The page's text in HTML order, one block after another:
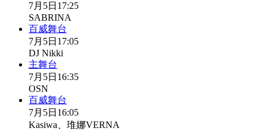
7月5日 17:25
SABRINA
百威舞台
7月5日 17:05
DJ Nikki
主舞台
7月5日 16:35
OSN
百威舞台
7月5日 16:05
Kasiwa、琟娜VERNA